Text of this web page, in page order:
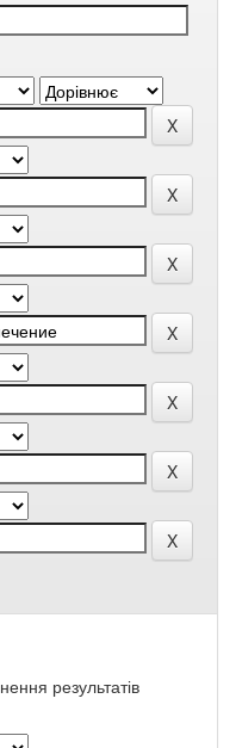
результатів